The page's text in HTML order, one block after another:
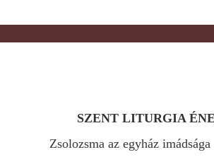
SZENT LITURGIA
Zsolozsma az egyház